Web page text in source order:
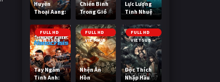
Huyền
Thoại Aang:
Tiết Khí Sư
Cuối Cùng
Chiến Binh
Trong Gió
Lực Lượng
Tinh Nhuệ
FULL HD
VIETSUB
Tay Ngắm
Tinh Anh:
FULL HD
VIETSUB
Nhện Ăn
Hồn
FULL HD
VIETSUB
Độc Thích
Nhập Hầu